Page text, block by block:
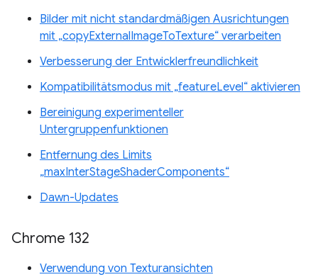
Bilder mit nicht standardmäßigen Ausrichtungen
mit „copyExternalImageToTexture“ verarbeiten
Verbesserung der Entwicklerfreundlichkeit
Kompatibilitätsmodus mit „featureLevel“ aktivieren
Bereinigung experimenteller
Untergruppenfunktionen
Entfernung des Limits
„maxInterStageShaderComponents“
Dawn-Updates
Chrome 132
Verwendung von Texturansichten